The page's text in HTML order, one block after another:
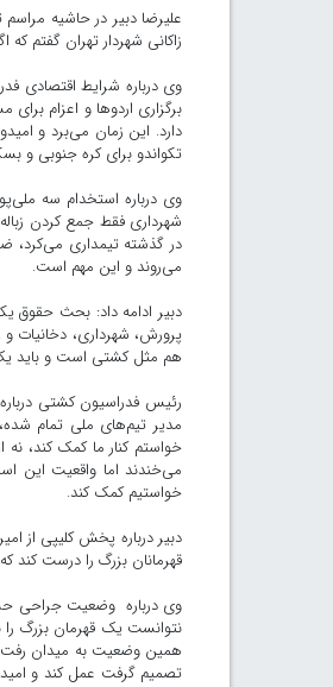
علیرضا دبیر در حاشیه
زاکانی شهردار تهران گفتم
وی درباره شرایط اقتصادی
برگزاری اردوها و اعزام
دارد. این زمان می‌برد و
تکواندو برای کره جنوبی
وی درباره استخدام سه
شهرداری فقط جمع کردن
در گذشته تیمداری می‌کرد،
می‌روند و این مهم است.
دبیر ادامه داد: بحث حقوق
پرورش، شهرداری، دخانیات
هم مثل کشتی است و باید یک دهه
رئیس فدراسیون کشتی
مدیر تیم‌های ملی تمام
خواستم کنار ما کمک کند،
می‌خندند اما واقعیت این
خواستیم کمک کند.
دبیر درباره پخش کلیپی از
قهرمانان بزرگ را درست کند
نتوانست یک قهرمان بزرگ
همین وضعیت به میدان
تصمیم گرفت عمل کند و